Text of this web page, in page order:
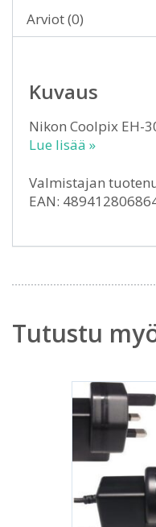
Arviot (0)
Kuvaus
Nikon Coolpix EH-
Lue lisää »
Valmistajan
EAN:
Tutustu